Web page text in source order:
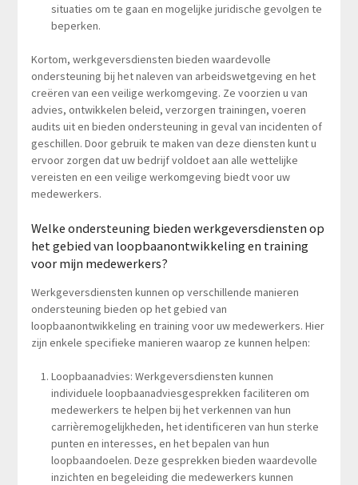
situaties om te gaan en mogelijke juridische gevolgen te
beperken.
Kortom, werkgeversdiensten bieden waardevolle
ondersteuning bij het naleven van arbeidswetgeving en het
creëren van een veilige werkomgeving. Ze voorzien u van
advies, ontwikkelen beleid, verzorgen trainingen, voeren
audits uit en bieden ondersteuning in geval van incidenten of
geschillen. Door gebruik te maken van deze diensten kunt u
ervoor zorgen dat uw bedrijf voldoet aan alle wettelijke
vereisten en een veilige werkomgeving biedt voor uw
medewerkers.
Welke ondersteuning bieden werkgeversdiensten op
het gebied van loopbaanontwikkeling en training
voor mijn medewerkers?
Werkgeversdiensten kunnen op verschillende manieren
ondersteuning bieden op het gebied van
loopbaanontwikkeling en training voor uw medewerkers. Hier
zijn enkele specifieke manieren waarop ze kunnen helpen:
Loopbaanadvies: Werkgeversdiensten kunnen
individuele loopbaanadviesgesprekken faciliteren om
medewerkers te helpen bij het verkennen van hun
carrièremogelijkheden, het identificeren van hun sterke
punten en interesses, en het bepalen van hun
loopbaandoelen. Deze gesprekken bieden waardevolle
inzichten en begeleiding die medewerkers kunnen